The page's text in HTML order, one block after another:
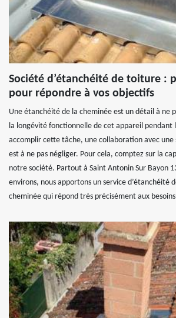
Société d’étanchéité de toiture :
pour répondre à vos objectifs
Une étanchéité de la cheminée est un détail à ne
la longévité fonctionnelle de cet appareil pendant
accomplir cette tâche, une collaboration avec une
est à ne pas négliger. Pour cela, comptez sur la
notre société. Partout à Saint Antonin Sur Bayon
environs, nous apportons un service d’étanchéité
cheminée qui répond très précisément aux